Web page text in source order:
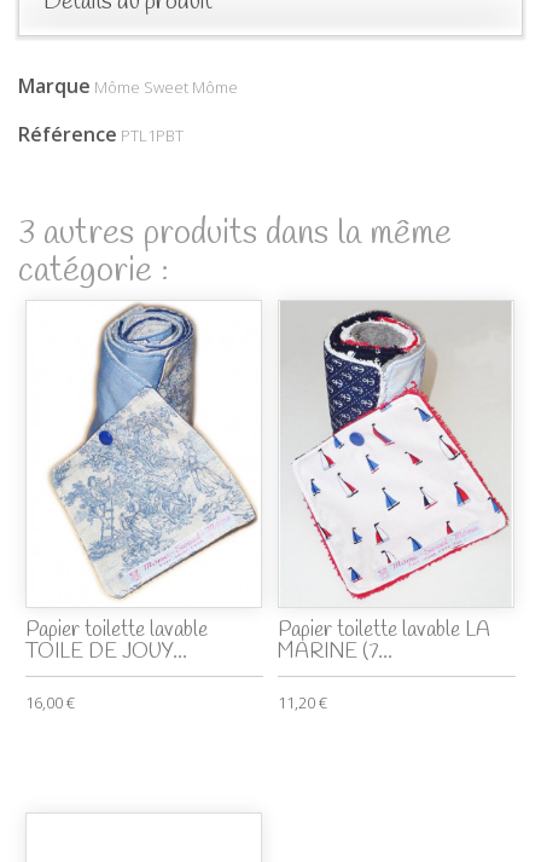
Marque Môme Sweet Môme
Référence PTL1PBT
3 autres produits dans la même
catégorie :
Papier toilette lavable
TOILE DE JOUY...
16,00 €
Papier toilette lavable LA
MARINE (7...
11,20 €